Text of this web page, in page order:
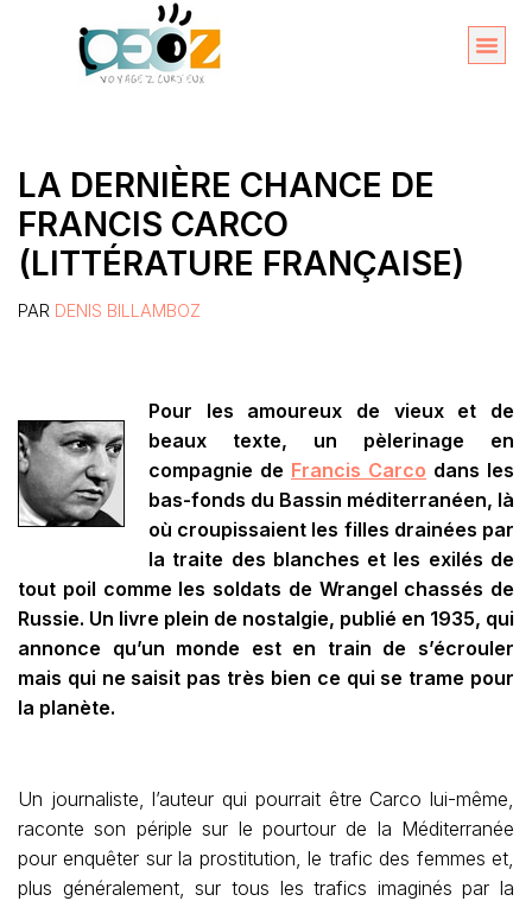
LA DERNIÈRE CHANCE DE
FRANCIS CARCO
(LITTÉRATURE FRANÇAISE)
PAR DENIS BILLAMBOZ
Pour les amoureux de vieux et de
beaux texte, un pèlerinage en
compagnie de Francis Carco dans les
bas-fonds du Bassin méditerranéen, là
où croupissaient les filles drainées par
la traite des blanches et les exilés de
tout poil comme les soldats de Wrangel chassés de
Russie. Un livre plein de nostalgie, publié en 1935, qui
annonce qu’un monde est en train de s’écrouler
mais qui ne saisit pas très bien ce qui se trame pour
la planète.
Un journaliste, l’auteur qui pourrait être Carco lui-même,
raconte son périple sur le pourtour de la Méditerranée
pour enquêter sur la prostitution, le trafic des femmes et,
plus généralement, sur tous les trafics imaginés par la